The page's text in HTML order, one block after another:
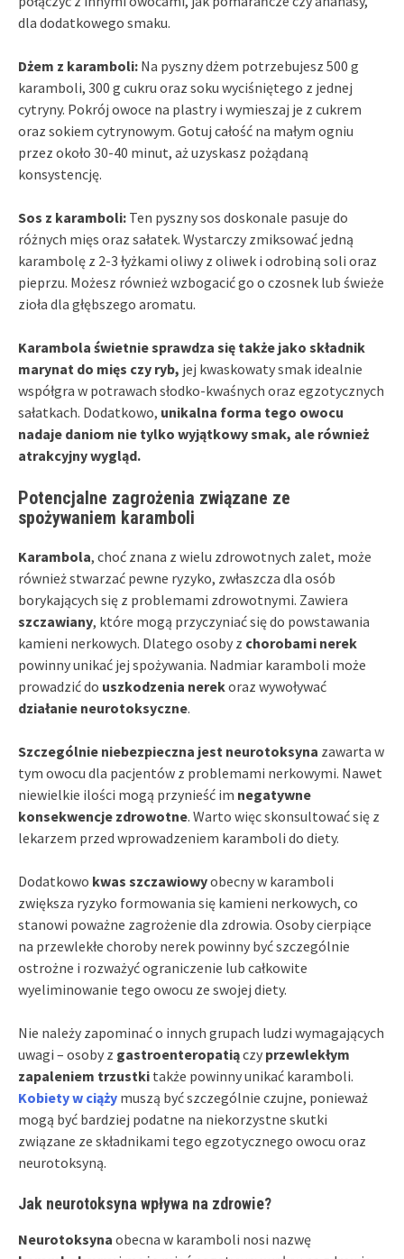
dla dodatkowego smaku.
Dżem z karamboli: Na pyszny dżem potrzebujesz 500 g
karamboli, 300 g cukru oraz soku wyciśniętego z jednej
cytryny. Pokrój owoce na plastry i wymieszaj je z cukrem
oraz sokiem cytrynowym. Gotuj całość na małym ogniu
przez około 30-40 minut, aż uzyskasz pożądaną
konsystencję.
Sos z karamboli: Ten pyszny sos doskonale pasuje do
różnych mięs oraz sałatek. Wystarczy zmiksować jedną
karambolę z 2-3 łyżkami oliwy z oliwek i odrobiną soli oraz
pieprzu. Możesz również wzbogacić go o czosnek lub świeże
zioła dla głębszego aromatu.
Karambola świetnie sprawdza się także jako składnik
marynat do mięs czy ryb, jej kwaskowaty smak idealnie
współgra w potrawach słodko-kwaśnych oraz egzotycznych
sałatkach. Dodatkowo, unikalna forma tego owocu
nadaje daniom nie tylko wyjątkowy smak, ale również
atrakcyjny wygląd.
Potencjalne zagrożenia związane ze
spożywaniem karamboli
Karambola, choć znana z wielu zdrowotnych zalet, może
również stwarzać pewne ryzyko, zwłaszcza dla osób
borykających się z problemami zdrowotnymi. Zawiera
szczawiany, które mogą przyczyniać się do powstawania
kamieni nerkowych. Dlatego osoby z chorobami nerek
powinny unikać jej spożywania. Nadmiar karamboli może
prowadzić do uszkodzenia nerekoraz wywoływać
działanie neurotoksyczne.
Szczególnie niebezpieczna jest neurotoksyna zawarta w
tym owocu dla pacjentów z problemami nerkowymi. Nawet
niewielkie ilości mogą przynieść im negatywne
konsekwencje zdrowotne. Warto więc skonsultować się z
lekarzem przed wprowadzeniem karamboli do diety.
Dodatkowo kwas szczawiowyobecny w karamboli
zwiększa ryzyko formowania się kamieni nerkowych, co
stanowi poważne zagrożenie dla zdrowia. Osoby cierpiące
na przewlekłe choroby nerek powinny być szczególnie
ostrożne i rozważyć ograniczenie lub całkowite
wyeliminowanie tego owocu ze swojej diety.
Nie należy zapominać o innych grupach ludzi wymagających
uwagi – osoby z gastroenteropatiączy przewlekłym
zapaleniem trzustki także powinny unikać karamboli.
Kobiety w ciąży muszą być szczególnie czujne, ponieważ
mogą być bardziej podatne na niekorzystne skutki
związane ze składnikami tego egzotycznego owocu oraz
neurotoksyną.
Jak neurotoksyna wpływa na zdrowie?
Neurotoksyna obecna w karamboli nosi nazwę